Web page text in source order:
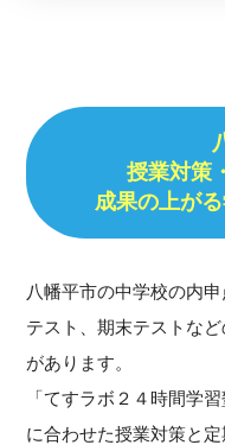
授業対策・
成果の上が
八幡平市の中学校の内
テスト、期末テストな
があります。
「てすラボ２４時間学
に合わせた授業対策と